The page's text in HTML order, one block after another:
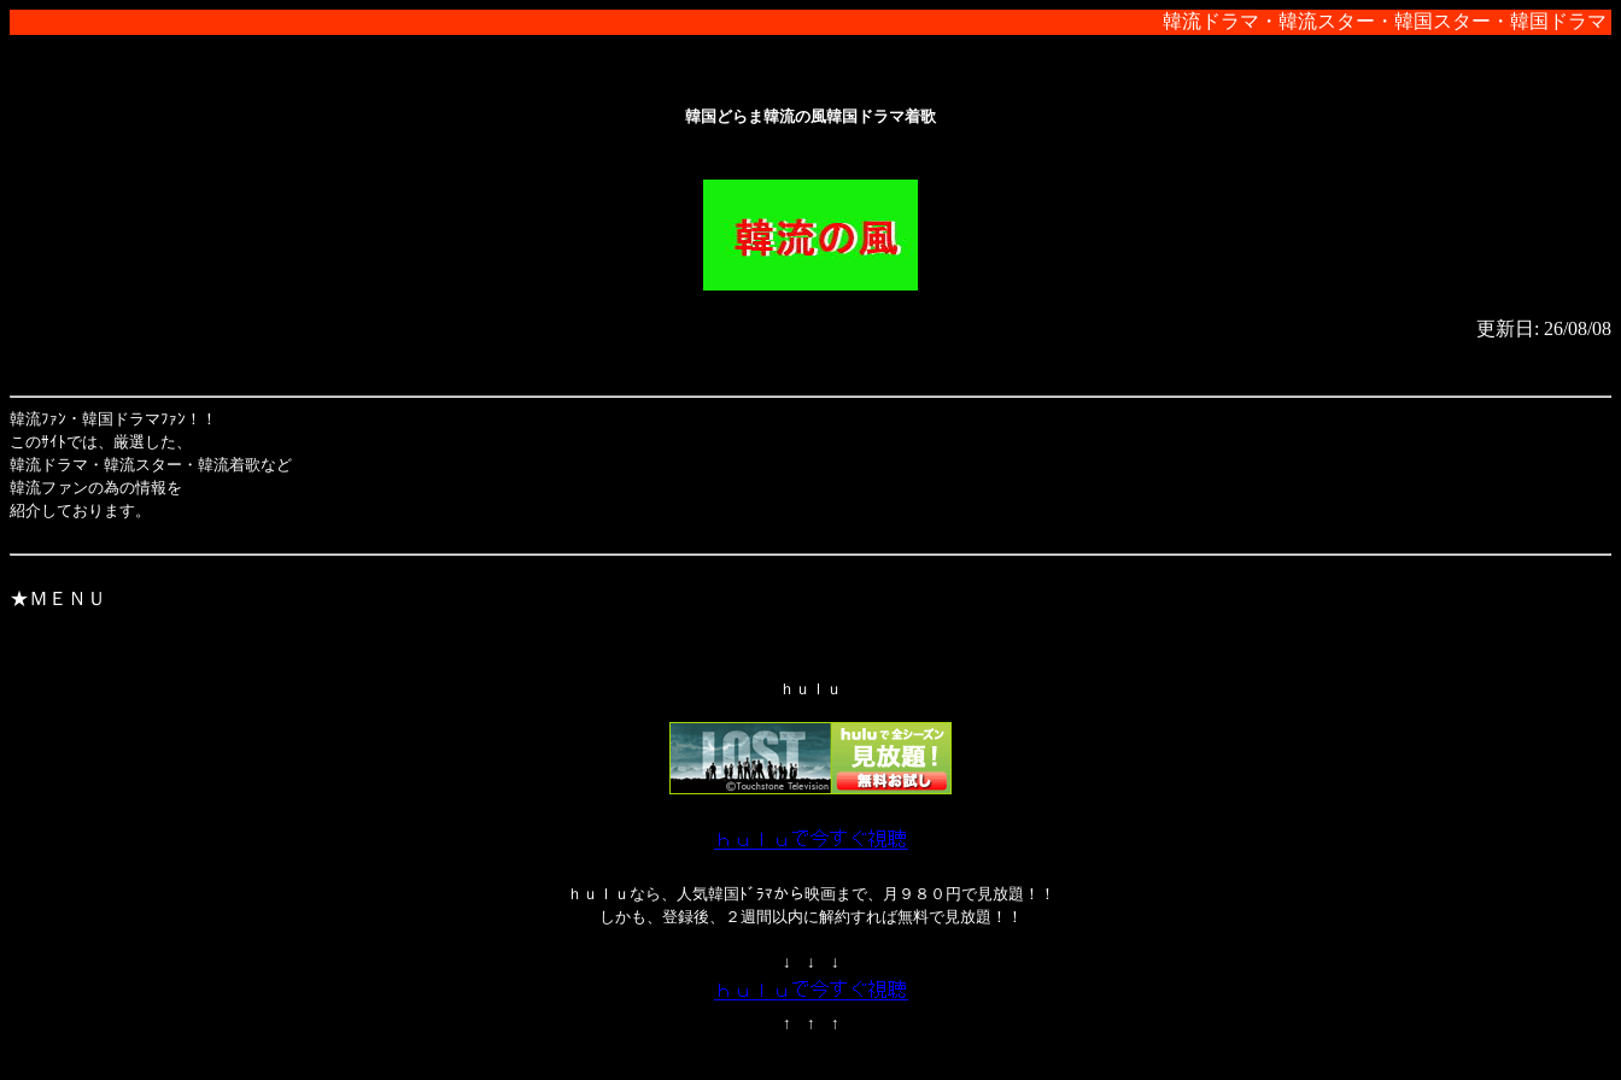
韓流ドラマ・韓流スター・韓国スター・韓国ドラマ・韓
韓国どらま韓流の風韓国ドラマ着歌
更新日: 26/08/08
韓流ﾌｧﾝ・韓国ドラマﾌｧﾝ！！
このｻｲﾄでは、厳選した、
韓流ドラマ・韓流スター・韓流着歌など
韓流ファンの為の情報を
紹介しております。
★ＭＥＮＵ
ｈｕｌｕ
ｈｕｌｕなら、人気韓国ﾄﾞﾗﾏから映画まで、月９８０円で見放題！！
しかも、登録後、２週間以内に解約すれば無料で見放題！！
↓ ↓ ↓
↑ ↑ ↑